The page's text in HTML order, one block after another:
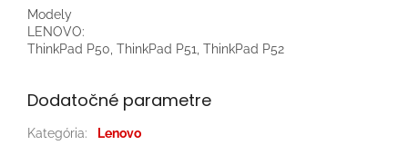
Modely
LENOVO:
ThinkPad P50, ThinkPad P51, ThinkPad P52
Dodatočné parametre
Kategória:
Lenovo